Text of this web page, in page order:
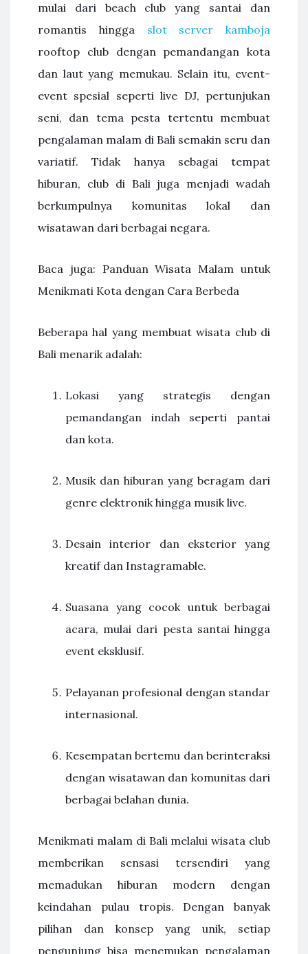
mulai dari beach club yang santai dan
romantis hingga slot server kamboja
rooftop club dengan pemandangan kota
dan laut yang memukau. Selain itu, event-
event spesial seperti live DJ, pertunjukan
seni, dan tema pesta tertentu membuat
pengalaman malam di Bali semakin seru dan
variatif. Tidak hanya sebagai tempat
hiburan, club di Bali juga menjadi wadah
berkumpulnya komunitas lokal dan
wisatawan dari berbagai negara.
Baca juga: Panduan Wisata Malam untuk
Menikmati Kota dengan Cara Berbeda
Beberapa hal yang membuat wisata club di
Bali menarik adalah:
Lokasi yang strategis dengan
pemandangan indah seperti pantai
dan kota.
Musik dan hiburan yang beragam dari
genre elektronik hingga musik live.
Desain interior dan eksterior yang
kreatif dan Instagramable.
Suasana yang cocok untuk berbagai
acara, mulai dari pesta santai hingga
event eksklusif.
Pelayanan profesional dengan standar
internasional.
Kesempatan bertemu dan berinteraksi
dengan wisatawan dan komunitas dari
berbagai belahan dunia.
Menikmati malam di Bali melalui wisata club
memberikan sensasi tersendiri yang
memadukan hiburan modern dengan
keindahan pulau tropis. Dengan banyak
pilihan dan konsep yang unik, setiap
pengunjung bisa menemukan pengalaman